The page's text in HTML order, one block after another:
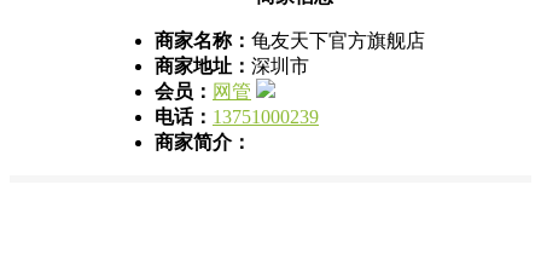
商家名称： 龟友天下官方旗舰店
商家地址： 深圳市
会员： 网管
电话： 13751000239
商家简介：